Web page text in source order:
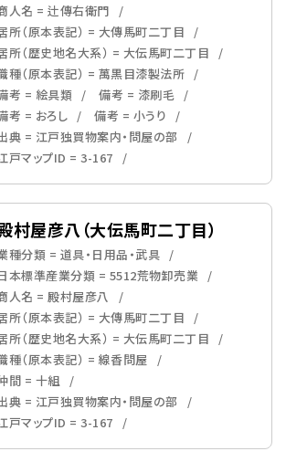
人名 = 辻傳右衛門
所（原本表記） = 大傳馬町二丁目
所（歴史地名大系） = 大伝馬町二丁目
種（原本表記） = 萬黒目漆製法所
考 = 絵具類
備考 = 漆刷毛
考 = おろし
備考 = 小うり
典 = 江戸独買物案内・問屋の部
戸マップID = 3-167
村屋彦八（大伝馬町二丁目）
種分類 = 道具・日用品・武具
本標準産業分類 = 5512荒物卸売業
人名 = 殿村屋彦八
所（原本表記） = 大傳馬町二丁目
所（歴史地名大系） = 大伝馬町二丁目
種（原本表記） = 線香問屋
間 = 十組
典 = 江戸独買物案内・問屋の部
戸マップID = 3-167